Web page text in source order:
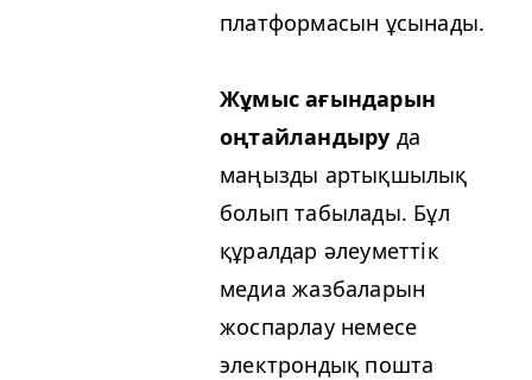
платформасын ұсынады.
Жұмыс ағындарын
оңтайландыру да
маңызды артықшылық
болып табылады. Бұл
құралдар әлеуметтік
медиа жазбаларын
жоспарлау немесе
электрондық пошта